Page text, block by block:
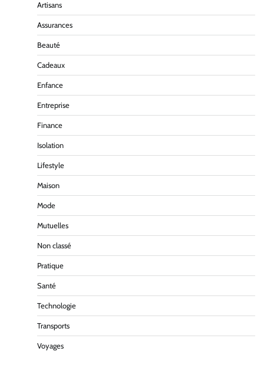
Artisans
Assurances
Beauté
Cadeaux
Enfance
Entreprise
Finance
Isolation
Lifestyle
Maison
Mode
Mutuelles
Non classé
Pratique
Santé
Technologie
Transports
Voyages